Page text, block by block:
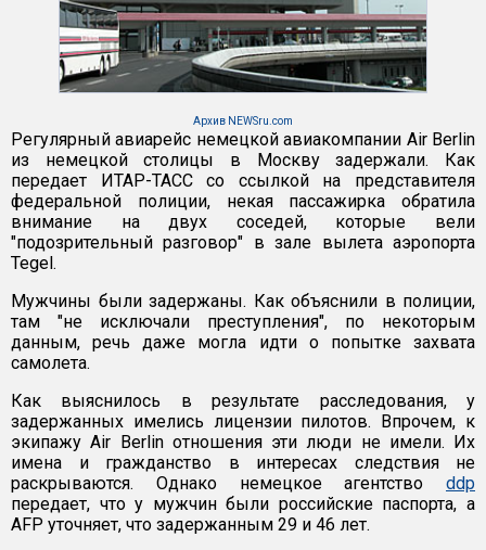
Архив NEWSru.com
Регулярный авиарейс немецкой авиакомпании Air Berlin
из немецкой столицы в Москву задержали. Как
передает ИТАР-ТАСС со ссылкой на представителя
федеральной полиции, некая пассажирка обратила
внимание на двух соседей, которые вели
"подозрительный разговор" в зале вылета аэропорта
Tegel.
Мужчины были задержаны. Как объяснили в полиции,
там "не исключали преступления", по некоторым
данным, речь даже могла идти о попытке захвата
самолета.
Как выяснилось в результате расследования, у
задержанных имелись лицензии пилотов. Впрочем, к
экипажу Air Berlin отношения эти люди не имели. Их
имена и гражданство в интересах следствия не
раскрываются. Однако немецкое агентство ddp
передает, что у мужчин были российские паспорта, а
AFP уточняет, что задержанным 29 и 46 лет.